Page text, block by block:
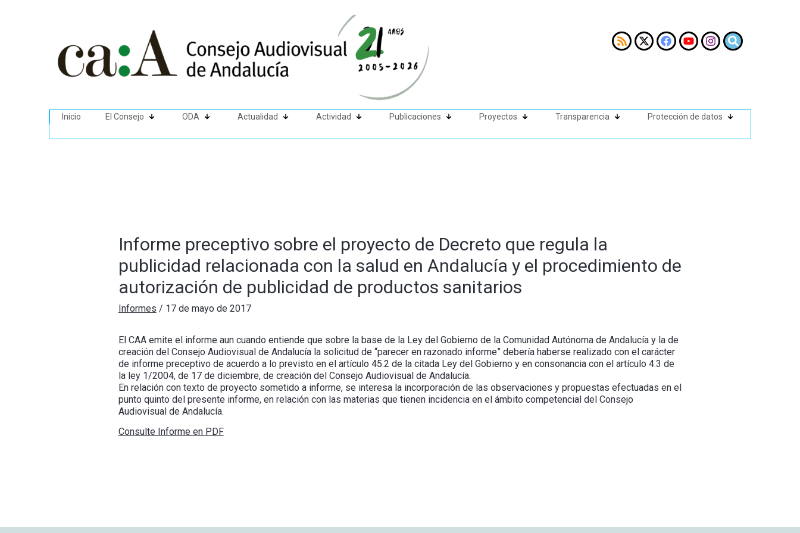
Inicio El Consejo ODA Actualidad Actividad Publicaciones Proyectos Transparencia Protección de datos
Informe preceptivo sobre el proyecto de Decreto que regula la
publicidad relacionada con la salud en Andalucía y el procedimiento de
autorización de publicidad de productos sanitarios
Informes / 17 de mayo de 2017
El CAA emite el informe aun cuando entiende que sobre la base de la Ley del Gobierno de la Comunidad Autónoma de Andalucía y la de
creación del Consejo Audiovisual de Andalucía la solicitud de “parecer en razonado informe” debería haberse realizado con el carácter
de informe preceptivo de acuerdo a lo previsto en el artículo 45.2 de la citada Ley del Gobierno y en consonancia con el artículo 4.3 de
la ley 1/2004, de 17 de diciembre, de creación del Consejo Audiovisual de Andalucía.
En relación con texto de proyecto sometido a informe, se interesa la incorporación de las observaciones y propuestas efectuadas en el
punto quinto del presente informe, en relación con las materias que tienen incidencia en el ámbito competencial del Consejo
Audiovisual de Andalucía.
Consulte Informe en PDF